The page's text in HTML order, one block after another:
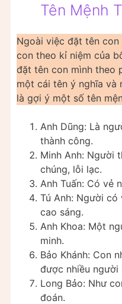
Tên Mệnh
Ngoài việc đặt tên
con theo kỉ niệm của
đặt tên con mình theo
một cái tên ý nghĩa và
là gợi ý một số tên
Anh Dũng: Là
thành công.
Minh Anh: Người
chúng, lỗi lạc.
Anh Tuấn: Có vẻ
Tú Anh: Người có
cao sáng.
Anh Khoa: Một
minh.
Bảo Khánh: Con
được nhiều người
Long Bảo: Như
đoán.